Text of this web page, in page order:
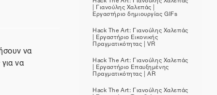
να
να
| Γιανούλης Χαλεπάς |
Εργαστήριο δημιουργίας GIFs
Hack The Art: Γιανούλης Χαλεπάς
| Εργαστήριο Εικονικής
Πραγματικότητας | VR
Hack The Art: Γιανούλης Χαλεπάς
| Εργαστήριο Επαυξημένης
Πραγματικότητας | AR
Hack The Art: Γιανούλης Χαλεπάς